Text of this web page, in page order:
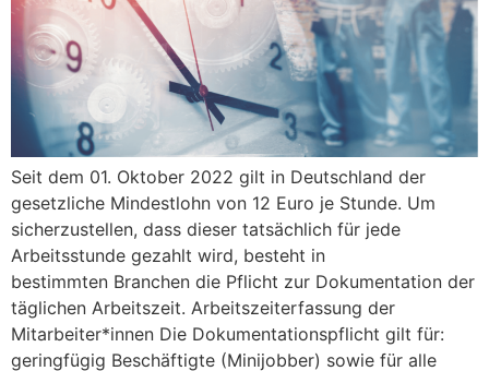
Seit dem 01. Oktober 2022 gilt in Deutschland der
gesetzliche Mindestlohn von 12 Euro je Stunde. Um
sicherzustellen, dass dieser tatsächlich für jede
Arbeitsstunde gezahlt wird, besteht in
bestimmten Branchen die Pflicht zur Dokumentation der
täglichen Arbeitszeit. Arbeitszeiterfassung der
Mitarbeiter*innen Die Dokumentationspflicht gilt für:
geringfügig Beschäftigte (Minijobber) sowie für alle